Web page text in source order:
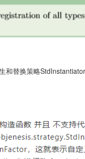
和替换策略